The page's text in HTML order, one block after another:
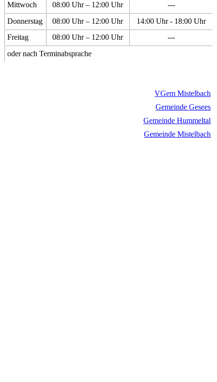
Mittwoch
08:00 Uhr – 12:00 Uhr
---
Donnerstag
08:00 Uhr – 12:00 Uhr
14:00 Uhr - 18:00 Uhr
Freitag
08:00 Uhr – 12:00 Uhr
---
oder nach Terminabsprache
VGem Mistelbach
Gemeinde Gesees
Gemeinde Hummeltal
Gemeinde Mistelbach